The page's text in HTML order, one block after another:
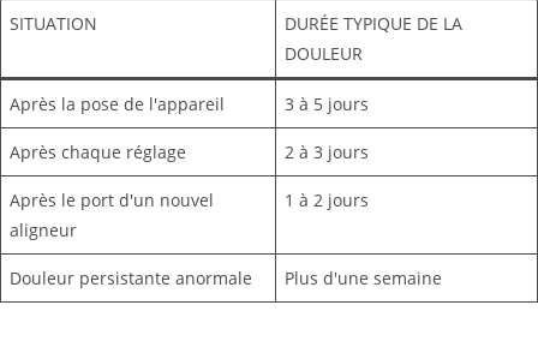
SITUATION
DURÉE TYPIQUE DE LA
DOULEUR
Après la pose de l'appareil 3 à 5 jours
Après chaque réglage 2 à 3 jours
Après le port d'un nouvel
aligneur
1 à 2 jours
Douleur persistante anormale Plus d'une semaine